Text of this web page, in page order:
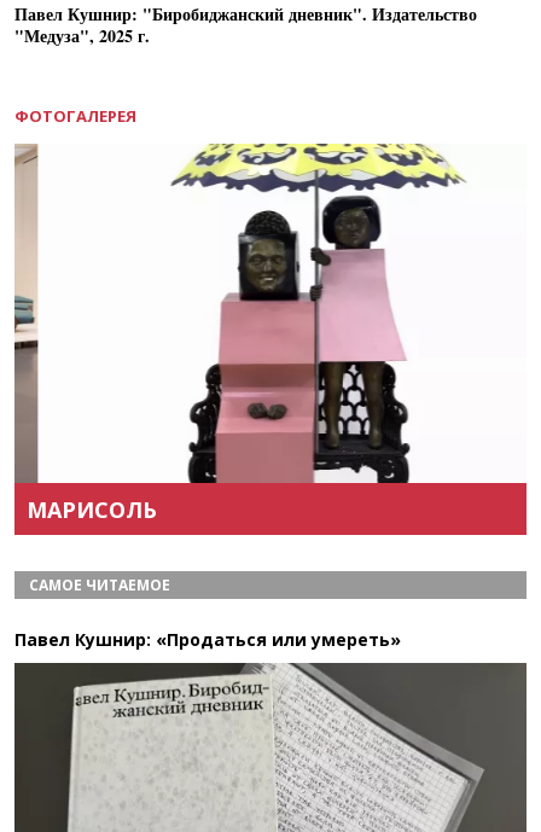
Павел Кушнир: "Биробиджанский дневник". Издательство
"Медуза", 2025 г.
ФОТОГАЛЕРЕЯ
МАРИСОЛЬ
САМОЕ ЧИТАЕМОЕ
Павел Кушнир: «Продаться или умереть»